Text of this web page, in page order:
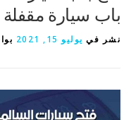
باب سيارة
نشر في يوليو 15, 2021